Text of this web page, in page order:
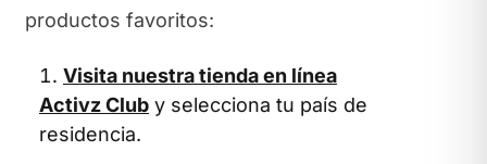
productos favoritos:
Visita nuestra tienda en línea
Activz Club y selecciona tu país de
residencia.